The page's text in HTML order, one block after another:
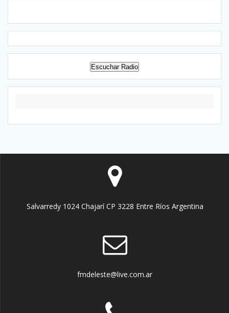
Escuchar Radio
Salvarredy 1024 Chajarí CP 3228 Entre Ríos Argentina
fmdeleste@live.com.ar